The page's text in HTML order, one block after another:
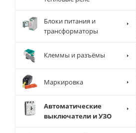
Блоки питания и
трансформаторы
Клеммы и разъёмы
Маркировка
Автоматические
выключатели и УЗО